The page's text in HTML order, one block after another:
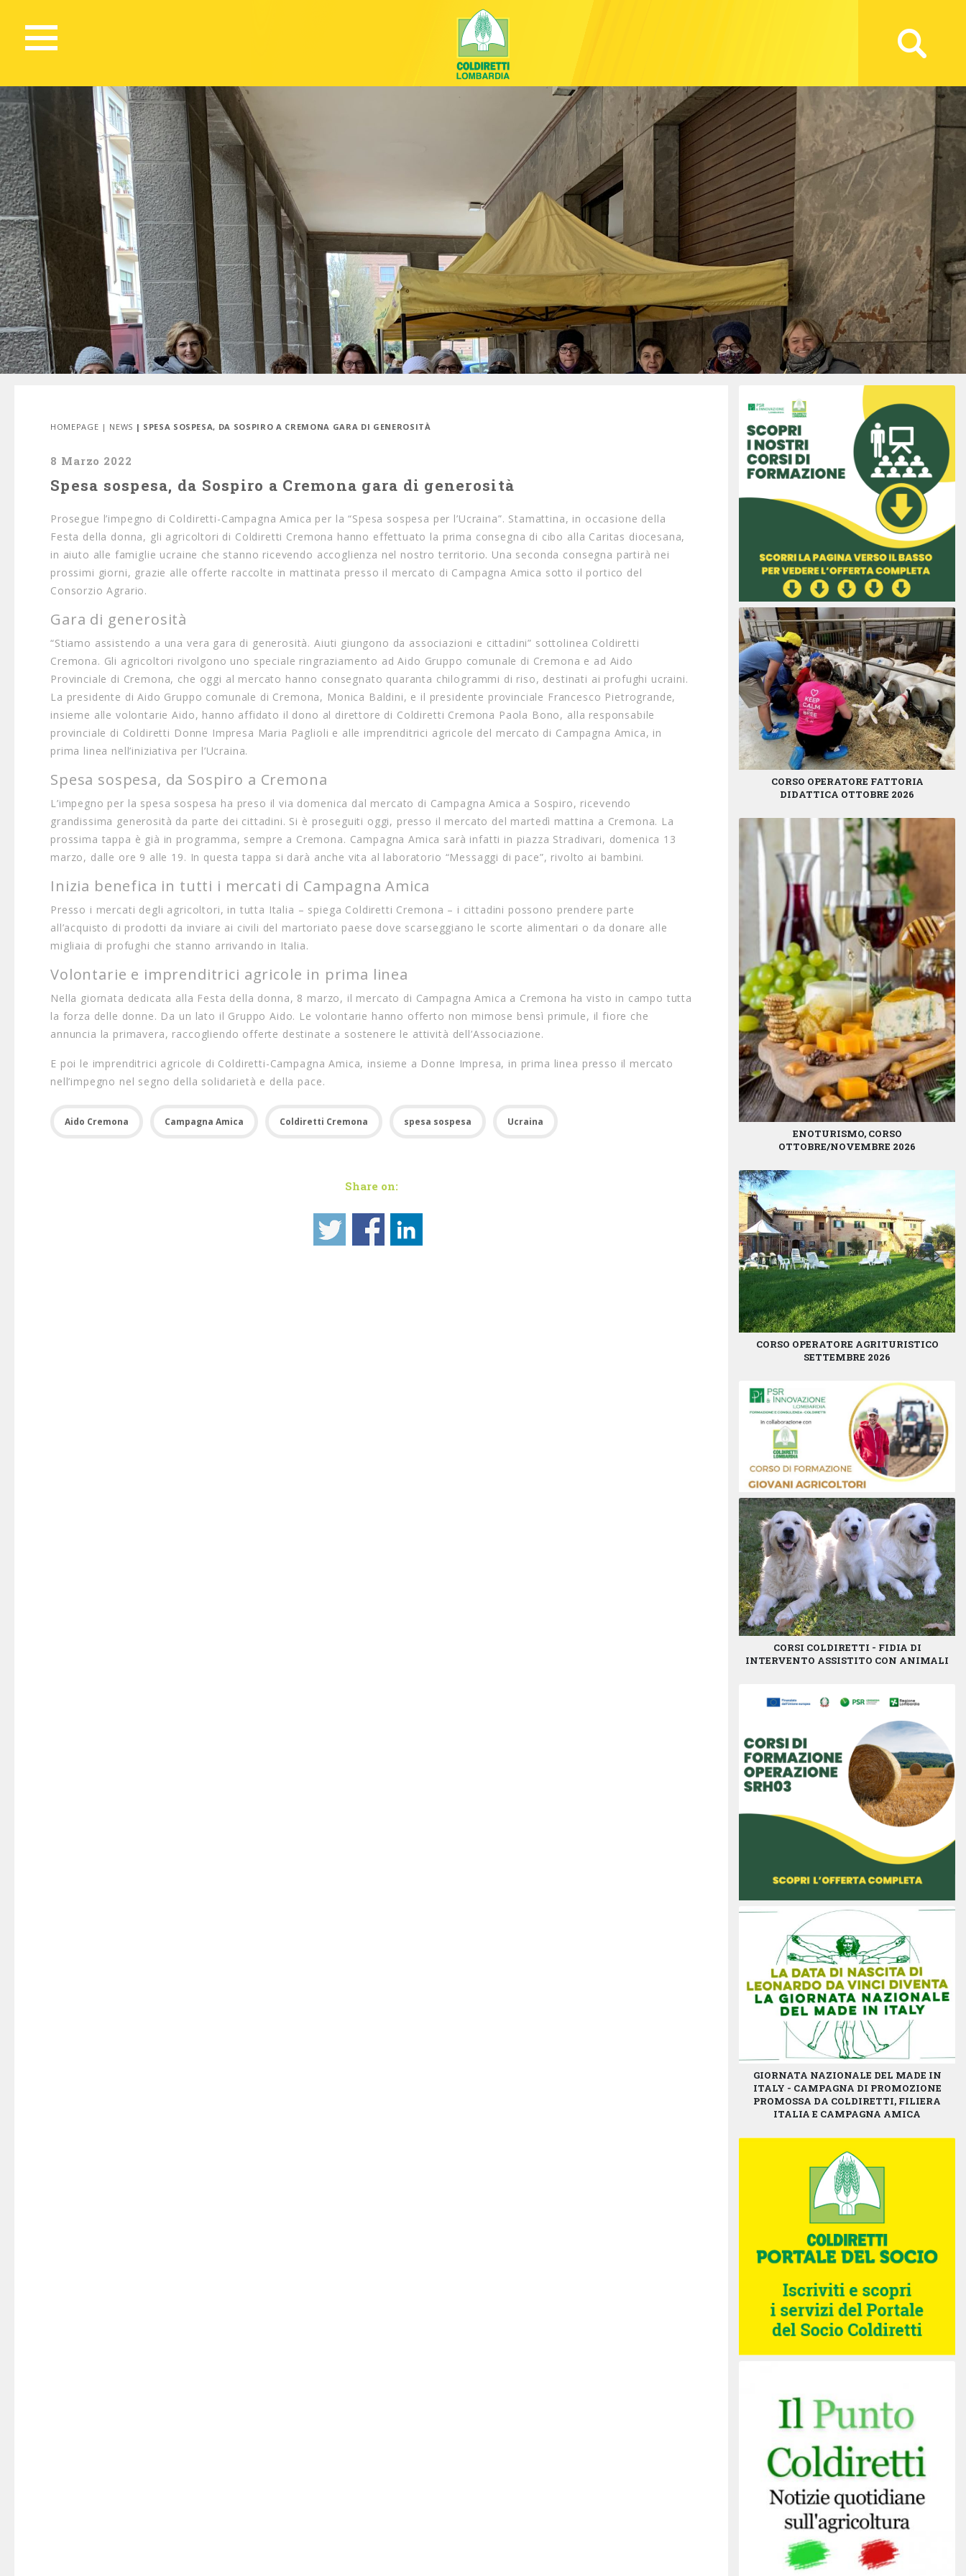
HOMEPAGE | NEWS | SPESA SOSPESA, DA SOSPIRO A CREMONA GARA DI GENEROSITÀ
8 Marzo 2022
Spesa sospesa, da Sospiro a Cremona gara di generosità
Prosegue l’impegno di Coldiretti-Campagna Amica per la “Spesa sospesa per l’Ucraina”. Stamattina, in occasione della
Festa della donna, gli agricoltori di Coldiretti Cremona hanno effettuato la prima consegna di cibo alla Caritas diocesana,
in aiuto alle famiglie ucraine che stanno ricevendo accoglienza nel nostro territorio. Una seconda consegna partirà nei
prossimi giorni, grazie alle offerte raccolte in mattinata presso il mercato di Campagna Amica sotto il portico del
Consorzio Agrario.
Gara di generosità
“Stiamo assistendo a una vera gara di generosità. Aiuti giungono da associazioni e cittadini” sottolinea Coldiretti
Cremona. Gli agricoltori rivolgono uno speciale ringraziamento ad Aido Gruppo comunale di Cremona e ad Aido
Provinciale di Cremona, che oggi al mercato hanno consegnato quaranta chilogrammi di riso, destinati ai profughi ucraini.
La presidente di Aido Gruppo comunale di Cremona, Monica Baldini, e il presidente provinciale Francesco Pietrogrande,
insieme alle volontarie Aido, hanno affidato il dono al direttore di Coldiretti Cremona Paola Bono, alla responsabile
provinciale di Coldiretti Donne Impresa Maria Paglioli e alle imprenditrici agricole del mercato di Campagna Amica, in
prima linea nell’iniziativa per l’Ucraina.
Spesa sospesa, da Sospiro a Cremona
L’impegno per la spesa sospesa ha preso il via domenica dal mercato di Campagna Amica a Sospiro, ricevendo
grandissima generosità da parte dei cittadini. Si è proseguiti oggi, presso il mercato del martedì mattina a Cremona. La
prossima tappa è già in programma, sempre a Cremona. Campagna Amica sarà infatti in piazza Stradivari, domenica 13
marzo, dalle ore 9 alle 19. In questa tappa si darà anche vita al laboratorio “Messaggi di pace”, rivolto ai bambini.
Inizia benefica in tutti i mercati di Campagna Amica
Presso i mercati degli agricoltori, in tutta Italia – spiega Coldiretti Cremona – i cittadini possono prendere parte
all’acquisto di prodotti da inviare ai civili del martoriato paese dove scarseggiano le scorte alimentari o da donare alle
migliaia di profughi che stanno arrivando in Italia.
Volontarie e imprenditrici agricole in prima linea
Nella giornata dedicata alla Festa della donna, 8 marzo, il mercato di Campagna Amica a Cremona ha visto in campo tutta
la forza delle donne. Da un lato il Gruppo Aido. Le volontarie hanno offerto non mimose bensì primule, il fiore che
annuncia la primavera, raccogliendo offerte destinate a sostenere le attività dell’Associazione.
E poi le imprenditrici agricole di Coldiretti-Campagna Amica, insieme a Donne Impresa, in prima linea presso il mercato
nell’impegno nel segno della solidarietà e della pace.
Aido Cremona Campagna Amica Coldiretti Cremona spesa sospesa Ucraina
Share on:
CORSO OPERATORE FATTORIA
DIDATTICA OTTOBRE 2026
ENOTURISMO, CORSO
OTTOBRE/NOVEMBRE 2026
CORSO OPERATORE AGRITURISTICO
SETTEMBRE 2026
CORSI COLDIRETTI - FIDIA DI
INTERVENTO ASSISTITO CON ANIMALI
GIORNATA NAZIONALE DEL MADE IN
ITALY - CAMPAGNA DI PROMOZIONE
PROMOSSA DA COLDIRETTI, FILIERA
ITALIA E CAMPAGNA AMICA